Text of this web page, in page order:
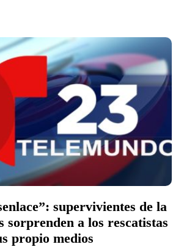
supervivientes de la
sorprenden a los rescatistas
propio medios